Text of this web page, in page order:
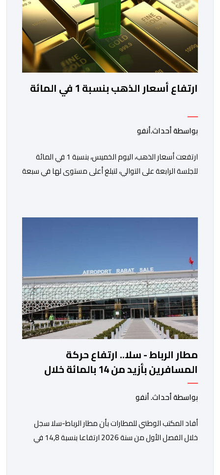
ارتفاع أسعار الذهب بنسبة 1 في المائة
بواسطة أحداث.أنفو
ارتفعت أسعار الذهب، اليوم الخميس، بنسبة 1 في المائة
للجلسة الرابعة على التوالي، لتبلغ أعلى مستوى لها في سبعة
بنسبة 1 في المائة إلى 4285,69 دولارا للأوقية، مسجلا أعلى
مطار الرباط - سلا.. ارتفاع حركة
المسافرين بأزيد من 14 بالمائة خلال
الفصل الأول من 2026
بواسطة أحداث. أنفو
أفاد المكتب الوطني للمطارات بأن مطار الرباط-سلا سجل
خلال الفصل الأول من سنة 2026 ارتفاعا بنسبة 14,8 في